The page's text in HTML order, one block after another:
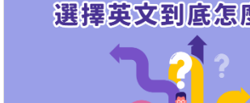
Cengage TED Talks
向想清楚。